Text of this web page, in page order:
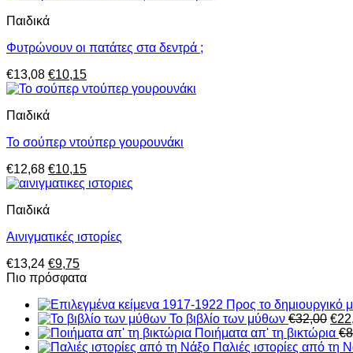
€15,00.
Παιδικά
Φυτρώνουν οι πατάτες στα δεντρά ;
€13,08 Original
price
€13,08.
€10,15Η
τρέχουσα
Παιδικά
Το σούπερ ντούπερ γουρουνάκι
€12,68 Original
price
€12,68.
€10,15Η
τρέχουσα
Παιδικά
Αινιγματικές ιστορίες
€13,24 Original
price
€13,24.
€9,75Η
τρέχουσα
είναι:
€9,75.
Πιο πρόσφατα
Το βιβλίο των μύθων €32,00 €
Ποιήματα απ' τη βικτώρια €
Παλιές ιστορίες από τη